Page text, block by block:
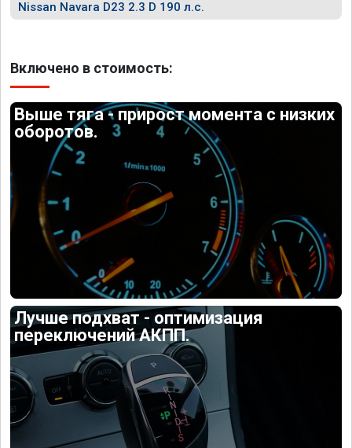
Nissan Navara D23 2.3 D 190 л.с.
Включено в стоимость:
Выше тяга - прирост момента с низких
оборотов.
Лучше подхват - оптимизация
переключений АКПП.